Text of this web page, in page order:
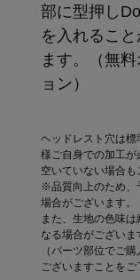
部に型押し
を入れること
ます。（無
ョン）
ヘッドレスト穴は
様ご自身での加工
空いていない場合も
※品質向上のため、
場合がございます。
また、生地の色味
なる場合がございま
（パーツ部位でご
ございますことをご